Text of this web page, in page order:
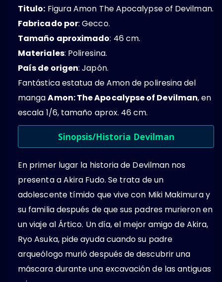
Titulo: Figura Amon The Apocalypse of Devilman.
Fabricado por: Gecco.
Tamaño aproximado: 46 cm.
Materiales: Poliresina.
País de origen: Japón.
Fantástica estatua de Amon de poliresina del
mangaAmon: The Apocalypse of Devilman, en
escala 1/6, tamaño aprox. 46 cm.
Sinopsis/Historia Devilman
En primer lugar la historia de Devilman nos
presenta a Akira Fudo. Se trata de un
adolescente tímido que vive con Miki Makimura y
su familia después de que sus padres murieron en
un viaje al Ártico. Un día, el mejor amigo de Akira,
Ryo Asuka, pide ayuda cuando su padre
arqueólogo murió después de descubrir una
máscara durante una excavación de las antiguas